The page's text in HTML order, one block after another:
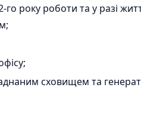
го року роботи та у разі
сховищем та